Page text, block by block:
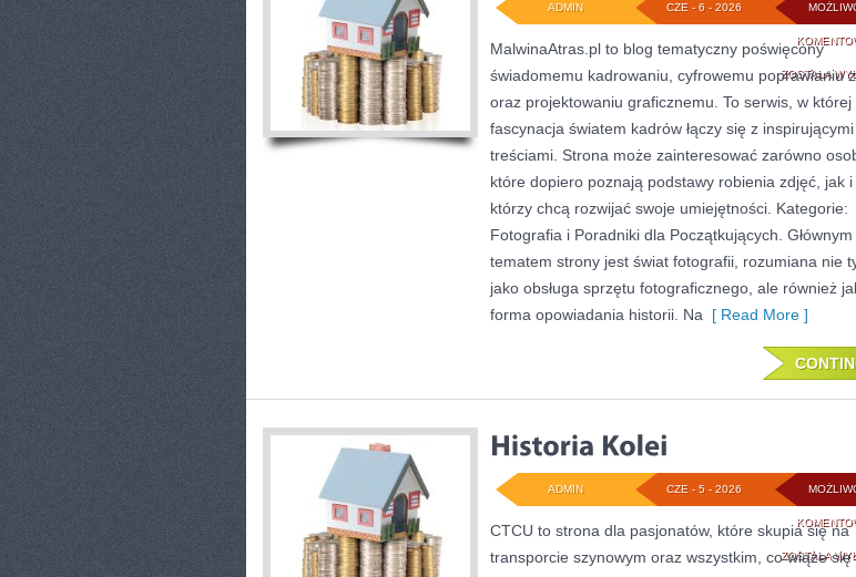
ZOSTAŁA
CZE - 6 - 2026
ADMIN
MalwinaAtras.pl to blog tematyczny poświęcony
świadomemu kadrowaniu, cyfrowemu poprawianiu
oraz projektowaniu graficznemu. To serwis, w której
fascynacja światem kadrów łączy się z inspirującymi
treściami. Strona może zainteresować zarówno
które dopiero poznają podstawy robienia zdjęć, jak i
którzy chcą rozwijać swoje umiejętności. Kategorie:
Fotografia i Poradniki dla Początkujących. Głównym
tematem strony jest świat fotografii, rozumiana nie
jako obsługa sprzętu fotograficznego, ale również
forma opowiadania historii. Na [ Read More ]
ZOSTAŁA
CZE - 5 - 2026
ADMIN
CTCU to strona dla pasjonatów, które skupia się na
transporcie szynowym oraz wszystkim, co wiąże się